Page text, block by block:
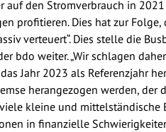
auf den Stromverbrauch in
profitieren. Dies hat zur Folge,
verteuert“. Dies stelle die
bdo weiter. „Wir schlagen
Jahr 2023 als Referenzjahr
herangezogen werden, der
kleine und mittelständische
in finanzielle